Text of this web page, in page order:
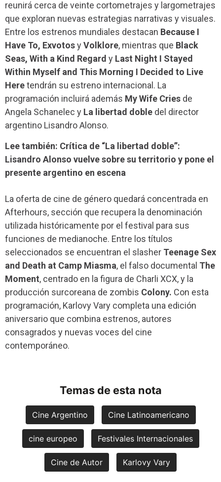
reunirá cerca de veinte cortometrajes y largometrajes
que exploran nuevas estrategias narrativas y visuales.
Entre los estrenos mundiales destacan Because I
Have To, ExvotosyVolklore, mientras que Black
Seas, With a Kind Regard y Last Night I Stayed
Within Myself and This Morning I Decided to Live
Heretendrán su estreno internacional. La
programación incluirá además My Wife Cries de
Angela Schanelec y La libertad doble del director
argentino Lisandro Alonso.
Lee también: Crítica de “La libertad doble”:
Lisandro Alonso vuelve sobre su territorio y pone el
presente argentino en escena
La oferta de cine de género quedará concentrada en
Afterhours, sección que recupera la denominación
utilizada históricamente por el festival para sus
funciones de medianoche. Entre los títulos
seleccionados se encuentran el slasher Teenage Sex
and Death at Camp Miasma, el falso documental The
Moment, centrado en la figura de Charli XCX, y la
producción surcoreana de zombis Colony. Con esta
programación, Karlovy Vary completa una edición
aniversario que combina estrenos, autores
consagrados y nuevas voces del cine
contemporáneo.
Temas de esta nota
Cine Argentino Cine Latinoamericano
cine europeo Festivales Internacionales
Cine de Autor Karlovy Vary